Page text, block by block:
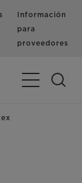
Información
para
proveedores
Alternar